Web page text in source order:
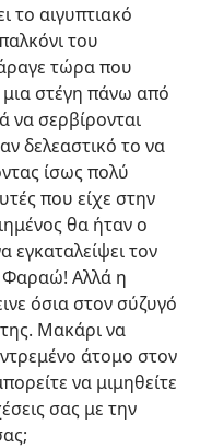
το αιγυπτιακό
του
τώρα που
μια στέγη πάνω από
να σερβίρονται
δελεαστικό το να
ίσως πολύ
που είχε στην
θα ήταν ο
εγκαταλείψει τον
Φαραώ! Αλλά η
όσια στον σύζυγό
Μακάρι να
άτομο στον
να μιμηθείτε
σας με την